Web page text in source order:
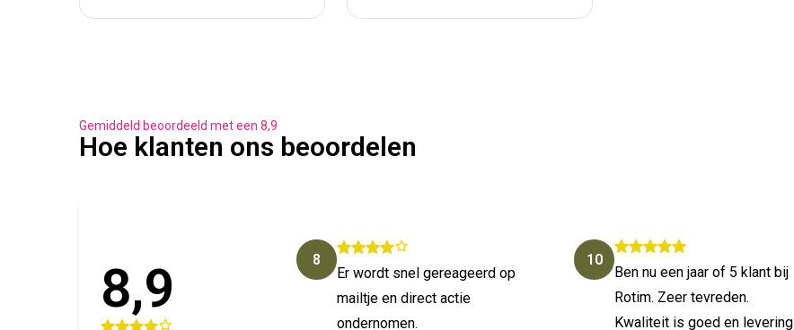
Gemiddeld beoordeeld met een 8,9
Hoe klanten ons beoordelen
8,9
8
Er wordt snel gereageerd op
mailtje en direct actie
ondernomen.
10
Ben nu een jaar of 5 klant bij
Rotim. Zeer tevreden.
Kwaliteit is goed en levering